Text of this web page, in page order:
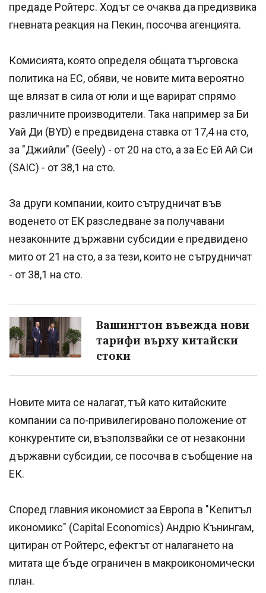
предаде Ройтерс. Ходът се очаква да предизвика
гневната реакция на Пекин, посочва агенцията.
Комисията, която определя общата търговска
политика на ЕС, обяви, че новите мита вероятно
ще влязат в сила от юли и ще варират спрямо
различните производители. Така например за Би
Уай Ди (BYD) е предвидена ставка от 17,4 на сто,
за "Джийли" (Geely) - от 20 на сто, а за Ес Ей Ай Си
(SAIC) - от 38,1 на сто.
За други компании, които сътрудничат във
воденето от ЕК разследване за получавани
незаконните държавни субсидии е предвидено
мито от 21 на сто, а за тези, които не сътрудничат
- от 38,1 на сто.
Вашингтон въвежда нови
тарифи върху китайски
стоки
Новите мита се налагат, тъй като китайските
компании са по-привилегировано положение от
конкурентите си, възползвайки се от незаконни
държавни субсидии, се посочва в съобщение на
ЕК.
Според главния икономист за Европа в "Кепитъл
икономикс" (Capital Economics) Андрю Кънингам,
цитиран от Ройтерс, ефектът от налагането на
митата ще бъде ограничен в макроикономически
план.